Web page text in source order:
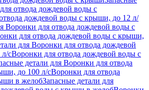
отвода дождевой воды с
дождевой воды с крыши, до 12 л/
Воронки для отвода дождевой воды с
для отвода дождевой воды с крыши,
для Воронки для отвода дождевой
сВоронки для отвода дождевой воды с
детали для Воронки для отвода
до 100 л/сВоронки для отвода
в желобЗапасные детали для